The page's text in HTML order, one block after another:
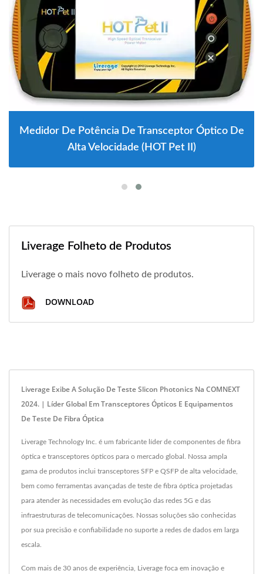
Medidor De Potência De Transceptor Óptico De
Alta Velocidade (HOT Pet II)
Liverage Folheto de Produtos
Liverage o mais novo folheto de produtos.
DOWNLOAD
Liverage Exibe A Solução De Teste Slicon Photonics Na COMNEXT
2024. | Líder Global Em Transceptores Ópticos E Equipamentos
De Teste De Fibra Óptica
Liverage Technology Inc. é um fabricante líder de componentes de fibra
óptica e transceptores ópticos para o mercado global. Nossa ampla
gama de produtos inclui transceptores SFP e QSFP de alta velocidade,
bem como ferramentas avançadas de teste de fibra óptica projetadas
para atender às necessidades em evolução das redes 5G e das
infraestruturas de telecomunicações. Nossas soluções são conhecidas
por sua precisão e confiabilidade no suporte a redes de dados em larga
escala.
Com mais de 30 anos de experiência, Liverage foca em inovação e